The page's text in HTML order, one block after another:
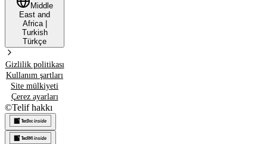
Middle
East and
Africa|
Turkish
Türkçe
Gizlilik politikası
Kullanım şartları
Site mülkiyeti
Çerez ayarları
©Telif hakkı